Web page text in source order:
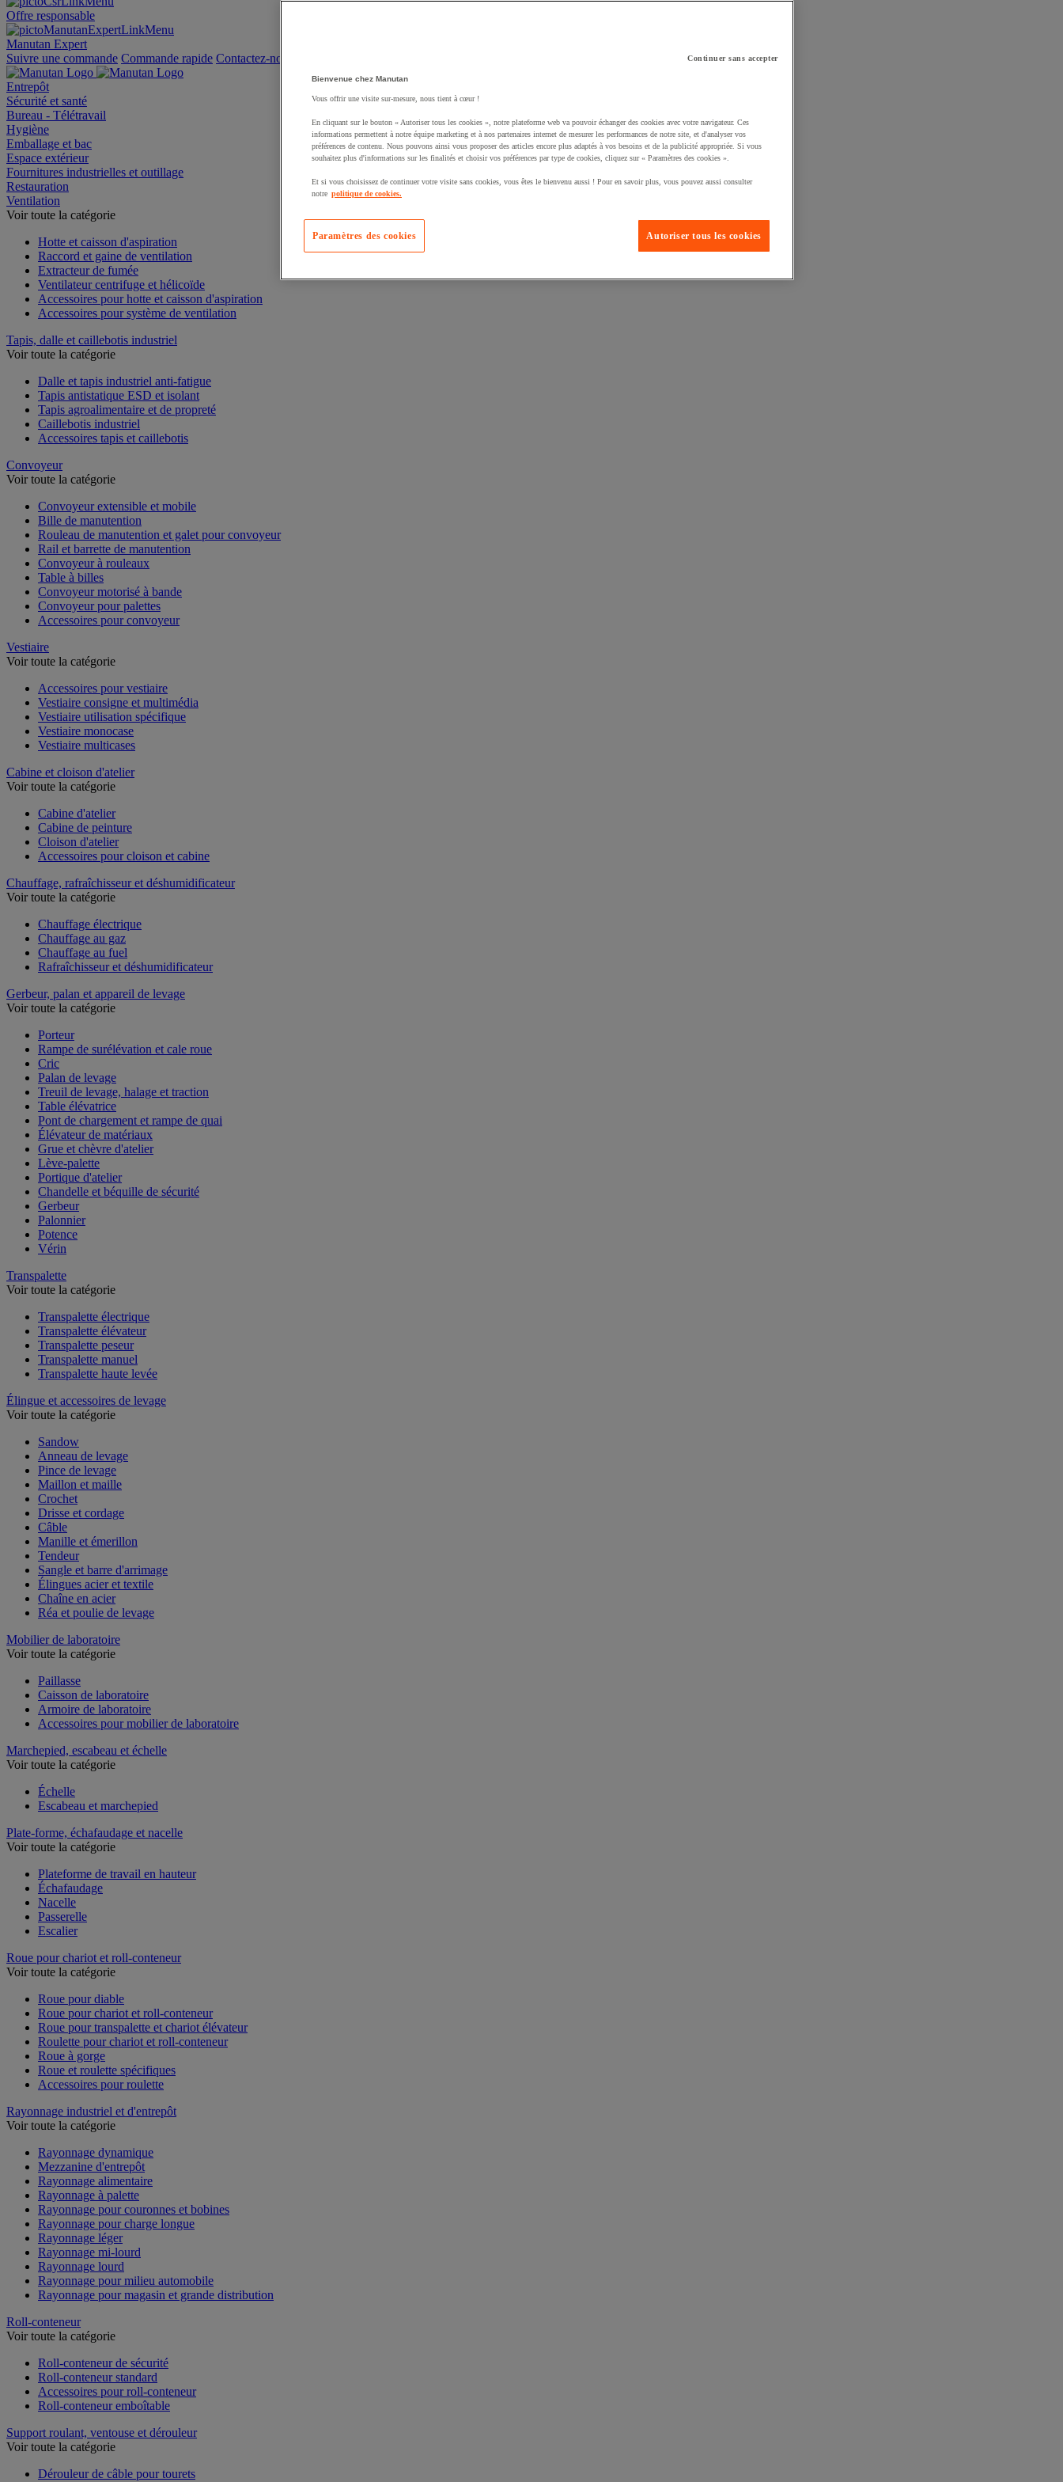
Offre responsable
Manutan Expert
Suivre une commande Commande rapide Contactez-nous
Entrepôt
Sécurité et santé
Bureau - Télétravail
Hygiène
Emballage et bac
Espace extérieur
Fournitures industrielles et outillage
Restauration
Ventilation
Voir toute la catégorie
Hotte et caisson d'aspiration
Raccord et gaine de ventilation
Extracteur de fumée
Ventilateur centrifuge et hélicoïde
Accessoires pour hotte et caisson d'aspiration
Accessoires pour système de ventilation
Tapis, dalle et caillebotis industriel
Voir toute la catégorie
Dalle et tapis industriel anti-fatigue
Tapis antistatique ESD et isolant
Tapis agroalimentaire et de propreté
Caillebotis industriel
Accessoires tapis et caillebotis
Convoyeur
Voir toute la catégorie
Convoyeur extensible et mobile
Bille de manutention
Rouleau de manutention et galet pour convoyeur
Rail et barrette de manutention
Convoyeur à rouleaux
Table à billes
Convoyeur motorisé à bande
Convoyeur pour palettes
Accessoires pour convoyeur
Vestiaire
Voir toute la catégorie
Accessoires pour vestiaire
Vestiaire consigne et multimédia
Vestiaire utilisation spécifique
Vestiaire monocase
Vestiaire multicases
Cabine et cloison d'atelier
Voir toute la catégorie
Cabine d'atelier
Cabine de peinture
Cloison d'atelier
Accessoires pour cloison et cabine
Chauffage, rafraîchisseur et déshumidificateur
Voir toute la catégorie
Chauffage électrique
Chauffage au gaz
Chauffage au fuel
Rafraîchisseur et déshumidificateur
Gerbeur, palan et appareil de levage
Voir toute la catégorie
Porteur
Rampe de surélévation et cale roue
Cric
Palan de levage
Treuil de levage, halage et traction
Table élévatrice
Pont de chargement et rampe de quai
Élévateur de matériaux
Grue et chèvre d'atelier
Lève-palette
Portique d'atelier
Chandelle et béquille de sécurité
Gerbeur
Palonnier
Potence
Vérin
Transpalette
Voir toute la catégorie
Transpalette électrique
Transpalette élévateur
Transpalette peseur
Transpalette manuel
Transpalette haute levée
Élingue et accessoires de levage
Voir toute la catégorie
Sandow
Anneau de levage
Pince de levage
Maillon et maille
Crochet
Drisse et cordage
Câble
Manille et émerillon
Tendeur
Sangle et barre d'arrimage
Élingues acier et textile
Chaîne en acier
Réa et poulie de levage
Mobilier de laboratoire
Voir toute la catégorie
Paillasse
Caisson de laboratoire
Armoire de laboratoire
Accessoires pour mobilier de laboratoire
Marchepied, escabeau et échelle
Voir toute la catégorie
Échelle
Escabeau et marchepied
Plate-forme, échafaudage et nacelle
Voir toute la catégorie
Plateforme de travail en hauteur
Échafaudage
Nacelle
Passerelle
Escalier
Roue pour chariot et roll-conteneur
Voir toute la catégorie
Roue pour diable
Roue pour chariot et roll-conteneur
Roue pour transpalette et chariot élévateur
Roulette pour chariot et roll-conteneur
Roue à gorge
Roue et roulette spécifiques
Accessoires pour roulette
Rayonnage industriel et d'entrepôt
Voir toute la catégorie
Rayonnage dynamique
Mezzanine d'entrepôt
Rayonnage alimentaire
Rayonnage à palette
Rayonnage pour couronnes et bobines
Rayonnage pour charge longue
Rayonnage léger
Rayonnage mi-lourd
Rayonnage lourd
Rayonnage pour milieu automobile
Rayonnage pour magasin et grande distribution
Roll-conteneur
Voir toute la catégorie
Roll-conteneur de sécurité
Roll-conteneur standard
Accessoires pour roll-conteneur
Roll-conteneur emboîtable
Support roulant, ventouse et dérouleur
Voir toute la catégorie
Dérouleur de câble pour tourets
Continuer sans accepter
Bienvenue chez Manutan
Vous offrir une visite sur-mesure, nous tient à cœur !
En cliquant sur le bouton « Autoriser tous les cookies », notre plateforme web va pouvoir échanger des cookies avec votre navigateur. Ces
informations permettent à notre équipe marketing et à nos partenaires internet de mesurer les performances de notre site, et d'analyser vos
préférences de contenu. Nous pouvons ainsi vous proposer des articles encore plus adaptés à vos besoins et de la publicité appropriée. Si vous
souhaitez plus d'informations sur les finalités et choisir vos préférences par type de cookies, cliquez sur « Paramètres des cookies ».
Et si vous choisissez de continuer votre visite sans cookies, vous êtes le bienvenu aussi ! Pour en savoir plus, vous pouvez aussi consulter
notre politique de cookies.
Autoriser tous les cookies
Paramètres des cookies